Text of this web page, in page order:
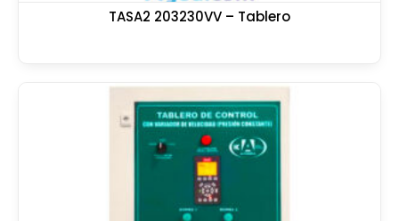
TASA2 203230VV – Tablero